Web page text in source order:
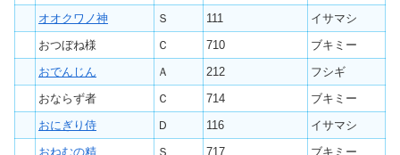
オオクワノ神
Ｓ 111
イサマシ
おつぼね様
Ｃ 710
ブキミー
おでんじん
Ａ 212
フシギ
おならず者
Ｃ 714
ブキミー
おにぎり侍
Ｄ 116
イサマシ
おねむの精
Ｓ 717
ブキミー